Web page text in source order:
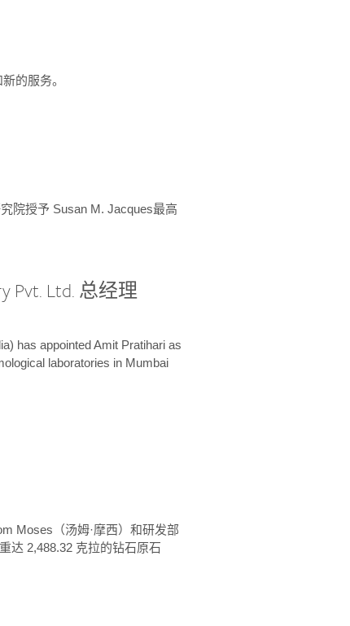
的服务。
院授予 Susan M. Jacques最高
Pvt. Ltd. 总经理
has appointed Amit Pratihari as
laboratories in Mumbai
Moses（汤姆·摩西）和研发部
达 2,488.32 克拉的钻石原石